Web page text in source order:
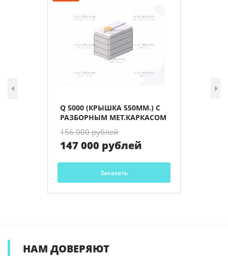
Q 5000 (КРЫШКА 550ММ.) С
РАЗБОРНЫМ МЕТ.КАРКАСОМ
156 000 рублей
147 000 рублей
Заказать
НАМ ДОВЕРЯЮТ